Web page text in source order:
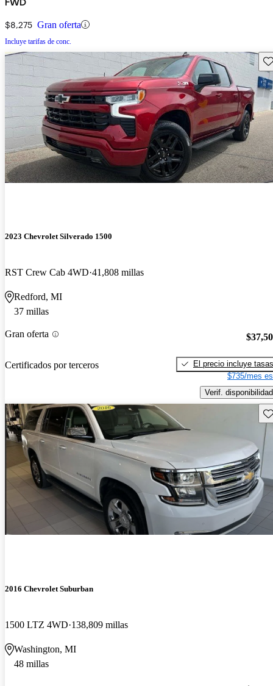
$8,275 Gran oferta
Incluye tarifas de conc.
2023 Chevrolet Silverado 1500
RST Crew Cab 4WD 41,808 millas
Redford, MI
37 millas
Gran oferta
Certificados por terceros
El precio incluye tasas
$735/mes
Verif. disponibilidad
2016 Chevrolet Suburban
1500 LTZ 4WD 138,809 millas
Washington, MI
48 millas